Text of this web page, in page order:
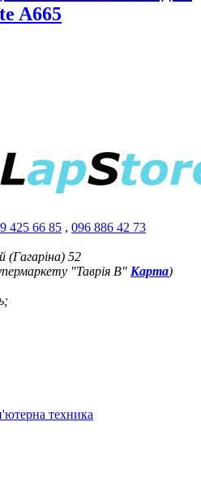
A665
425 66 85 , 096 886 42 73
(Гагаріна) 52
"Таврія В" Карта)
техника